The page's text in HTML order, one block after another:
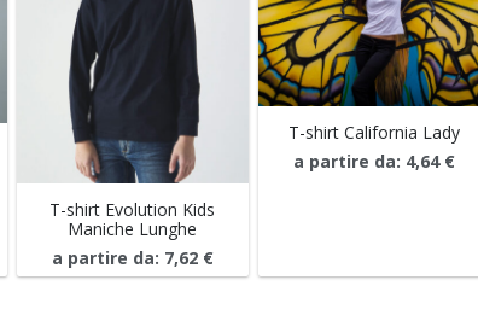
T-shirt Evolution Kids
Maniche Lunghe
a partire da: 7,62 €
T-shirt California Lady
a partire da: 4,64 €